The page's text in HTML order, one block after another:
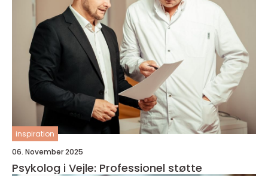
inspiration
06. November 2025
Psykolog i Vejle: Professionel støtte